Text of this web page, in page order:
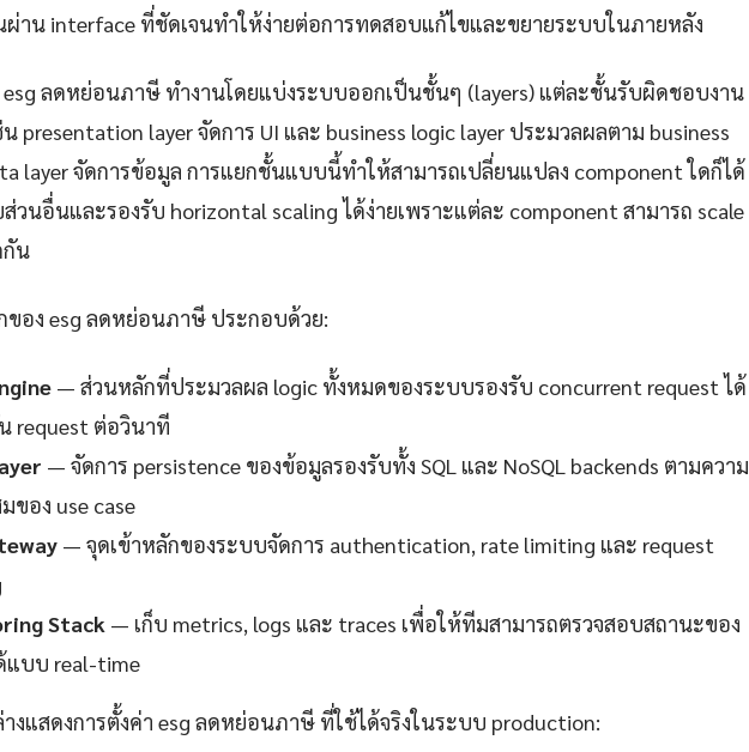
ผ่าน interface ที่ชัดเจนทำให้ง่ายต่อการทดสอบแก้ไขและขยายระบบในภายหลัง
ลดหย่อนภาษี ทำงานโดยแบ่งระบบออกเป็นชั้นๆ (layers) แต่ละชั้นรับผิดชอบงาน
น presentation layer จัดการ UI และ business logic layer ประมวลผลตาม business
layer จัดการข้อมูล การแยกชั้นแบบนี้ทำให้สามารถเปลี่ยนแปลง component ใดก็ได้
วนอื่นและรองรับ horizontal scaling ได้ง่ายเพราะแต่ละ component สามารถ scale
กัน
ของ esg ลดหย่อนภาษี ประกอบด้วย:
— ส่วนหลักที่ประมวลผล logic ทั้งหมดของระบบรองรับ concurrent request ได้
request ต่อวินาที
— จัดการ persistence ของข้อมูลรองรับทั้ง SQL และ NoSQL backends ตามความ
ของ use case
— จุดเข้าหลักของระบบจัดการ authentication, rate limiting และ request
Stack — เก็บ metrics, logs และ traces เพื่อให้ทีมสามารถตรวจสอบสถานะของ
แบบ real-time
งแสดงการตั้งค่า esg ลดหย่อนภาษี ที่ใช้ได้จริงในระบบ production: